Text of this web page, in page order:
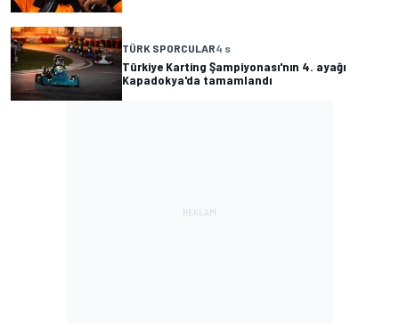
TÜRK SPORCULAR4 s
Türkiye Karting Şampiyonası'nın 4. ayağı
Kapadokya'da tamamlandı